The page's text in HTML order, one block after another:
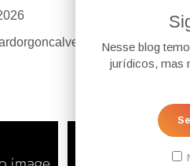
Nesse blog
jurídicos, mas